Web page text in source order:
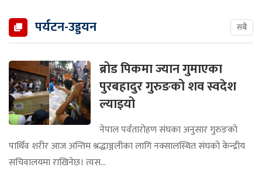
पर्यटन-उड्डयन सबै
ब्रोड पिकमा ज्यान गुमाएका
पुरबहादुर गुरुङको शव स्वदेश
ल्याइयो
नेपाल पर्वतारोहण संघका अनुसार गुरुङको
पार्थिव शरीर आज अन्तिम श्रद्धाञ्जलीका लागि नक्सालस्थित संघको केन्द्रीय
सचिवालयमा राखिनेछ। त्यस...